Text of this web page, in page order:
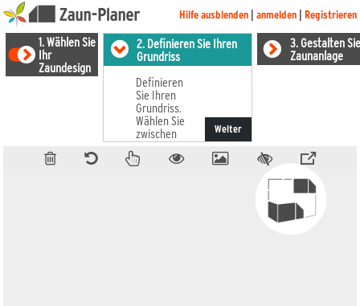
Hilfe ausblenden anmelden Registrieren
1. Wählen Sie
Ihr
Zaundesign
2. Definieren Sie Ihren
Grundriss
Definieren
Sie Ihren
Grundriss.
Wählen Sie
zwischen
Strecke,
Rechteck
und freier
Weiter
3. Gestalten
Zaunanlage